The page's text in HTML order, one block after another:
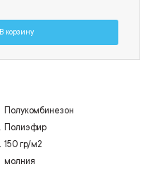
В корзину
Полукомбинезон
Полиэфир
150 гр/м2
молния